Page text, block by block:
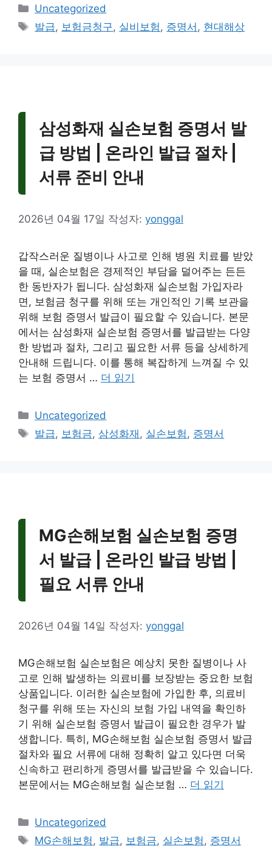
카
테
Uncategorized
태
발급, 보험금청구, 실비보험, 증명서 , 현대해상
삼성화재 실손보험 증명서 발
급 방법 | 온라인 발급 절차 |
서류 준비 안내
2026년 04월 17일 작성자: yonggal
갑작스러운 질병이나 사고로 인해 병원 치료를 받았
을 때, 실손보험은 경제적인 부담을 덜어주는 든든
한 동반자가 됩니다. 삼성화재 실손보험 가입자라
면, 보험금 청구를 위해 또는 개인적인 기록 보관을
위해 보험 증명서 발급이 필요할 수 있습니다. 본문
에서는 삼성화재 실손보험 증명서를 발급받는 다양
한 방법과 절차, 그리고 필요한 서류 등을 상세하게
안내해 드립니다. 이를 통해 복잡하게 느껴질 수 있
는 보험 증명서 … 더 읽기
카
테
Uncategorized
태
발급, 보험금, 삼성화재 , 실손보험, 증명서
MG손해보험 실손보험 증명
서 발급 | 온라인 발급 방법 |
필요 서류 안내
2026년 04월 14일 작성자: yonggal
MG손해보험 실손보험은 예상치 못한 질병이나 사
고로 인해 발생하는 의료비를 보장받는 중요한 보험
상품입니다. 이러한 실손보험에 가입한 후, 의료비
청구를 위해 또는 자신의 보험 가입 내역을 확인하
기 위해 실손보험 증명서 발급이 필요한 경우가 발
생합니다. 특히, MG손해보험 실손보험 증명서 발급
절차와 필요 서류에 대해 정확히 알고 있다면 더욱
신속하고 편리하게 증명서를 발급받을 수 있습니다.
본문에서는 MG손해보험 실손보험 … 더 읽기
카
테
Uncategorized
태
MG손해보험, 발급, 보험금, 실손보험, 증명서